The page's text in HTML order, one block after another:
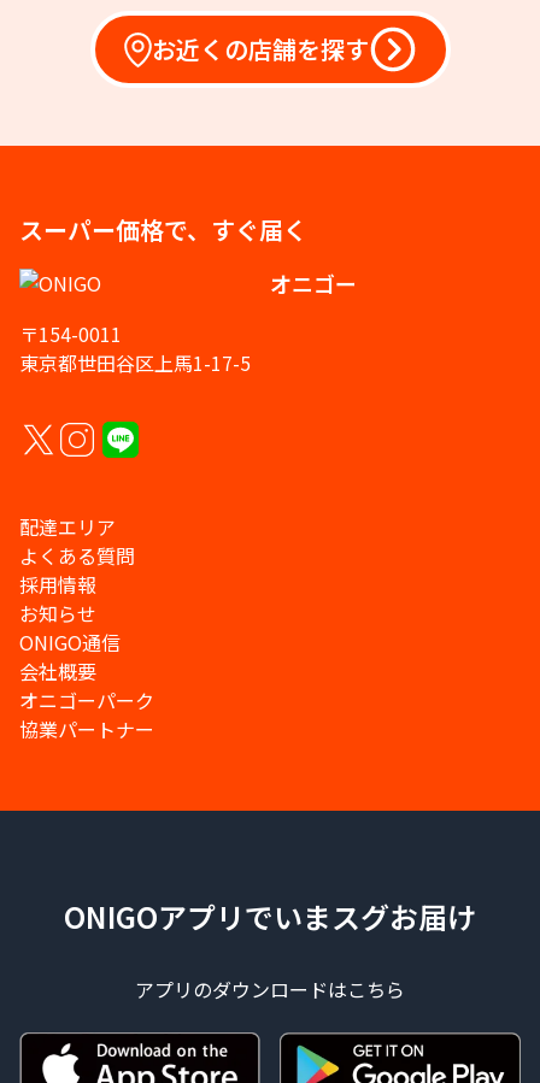
お近くの店舗を探す
スーパー価格で、すぐ届く
オニゴー
〒154-0011
東京都世田谷区上馬1-17-5
配達エリア
よくある質問
採用情報
お知らせ
ONIGO通信
会社概要
オニゴーパーク
協業パートナー
ONIGOアプリでいまスグお届け
アプリのダウンロードはこちら